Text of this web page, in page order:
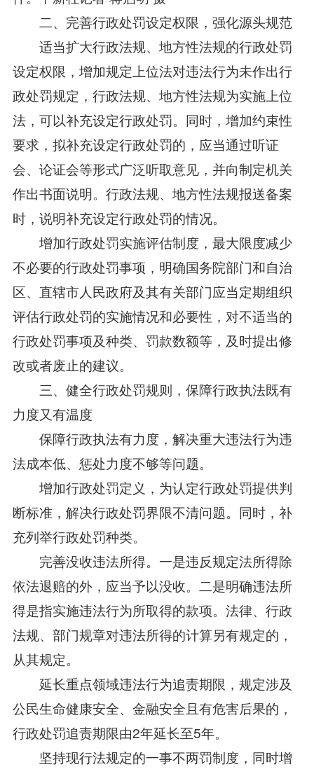
二、完善行政处罚设定权限，强化源头规范
适当扩大行政法规、地方性法规的行政处罚
设定权限，增加规定上位法对违法行为未作出行
政处罚规定，行政法规、地方性法规为实施上位
法，可以补充设定行政处罚。同时，增加约束性
要求，拟补充设定行政处罚的，应当通过听证
会、论证会等形式广泛听取意见，并向制定机关
作出书面说明。行政法规、地方性法规报送备案
时，说明补充设定行政处罚的情况。
增加行政处罚实施评估制度，最大限度减少
不必要的行政处罚事项，明确国务院部门和自治
区、直辖市人民政府及其有关部门应当定期组织
评估行政处罚的实施情况和必要性，对不适当的
行政处罚事项及种类、罚款数额等，及时提出修
改或者废止的建议。
三、健全行政处罚规则，保障行政执法既有
力度又有温度
保障行政执法有力度，解决重大违法行为违
法成本低、惩处力度不够等问题。
增加行政处罚定义，为认定行政处罚提供判
断标准，解决行政处罚界限不清问题。同时，补
充列举行政处罚种类。
完善没收违法所得。一是违反规定法所得除
依法退赔的外，应当予以没收。二是明确违法所
得是指实施违法行为所取得的款项。法律、行政
法规、部门规章对违法所得的计算另有规定的，
从其规定。
延长重点领域违法行为追责期限，规定涉及
公民生命健康安全、金融安全且有危害后果的，
行政处罚追责期限由2年延长至5年。
坚持现行法规定的一事不两罚制度，同时增